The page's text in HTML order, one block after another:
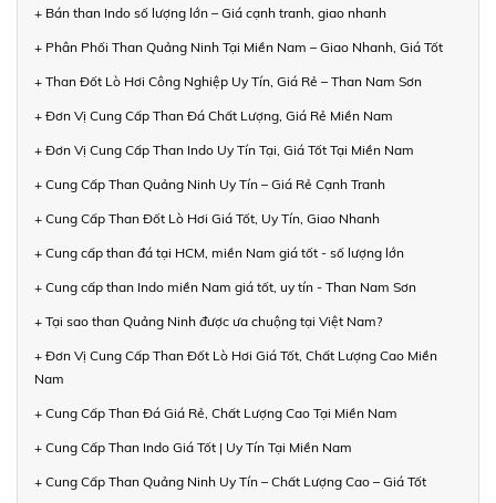
+ Bán than Indo số lượng lớn – Giá cạnh tranh, giao nhanh
+ Phân Phối Than Quảng Ninh Tại Miền Nam – Giao Nhanh, Giá Tốt
+ Than Đốt Lò Hơi Công Nghiệp Uy Tín, Giá Rẻ – Than Nam Sơn
+ Đơn Vị Cung Cấp Than Đá Chất Lượng, Giá Rẻ Miền Nam
+ Đơn Vị Cung Cấp Than Indo Uy Tín Tại, Giá Tốt Tại Miền Nam
+ Cung Cấp Than Quảng Ninh Uy Tín – Giá Rẻ Cạnh Tranh
+ Cung Cấp Than Đốt Lò Hơi Giá Tốt, Uy Tín, Giao Nhanh
+ Cung cấp than đá tại HCM, miền Nam giá tốt - số lượng lớn
+ Cung cấp than Indo miền Nam giá tốt, uy tín - Than Nam Sơn
+ Tại sao than Quảng Ninh được ưa chuộng tại Việt Nam?
+ Đơn Vị Cung Cấp Than Đốt Lò Hơi Giá Tốt, Chất Lượng Cao Miền
Nam
+ Cung Cấp Than Đá Giá Rẻ, Chất Lượng Cao Tại Miền Nam
+ Cung Cấp Than Indo Giá Tốt | Uy Tín Tại Miền Nam
+ Cung Cấp Than Quảng Ninh Uy Tín – Chất Lượng Cao – Giá Tốt